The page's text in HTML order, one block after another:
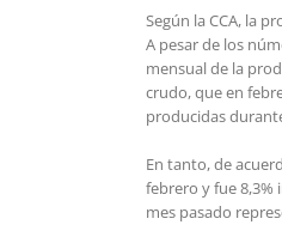
Según la CCA, la
A pesar de los
mensual de la
crudo, que en
producidas
En tanto, de
febrero y fue 8,3%
mes pasado